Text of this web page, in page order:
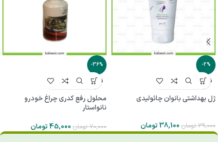
-2%
ناموجو
د
ژل بهداشتی بانوان چائولیدی
39,000 تومان 38,100تومان
-36%
ناموجو
د
محلول رفع کدری چراغ خودرو
نانواستار
70,000 تومان 45,000تومان